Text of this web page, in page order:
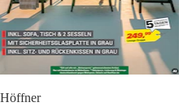
Höffner